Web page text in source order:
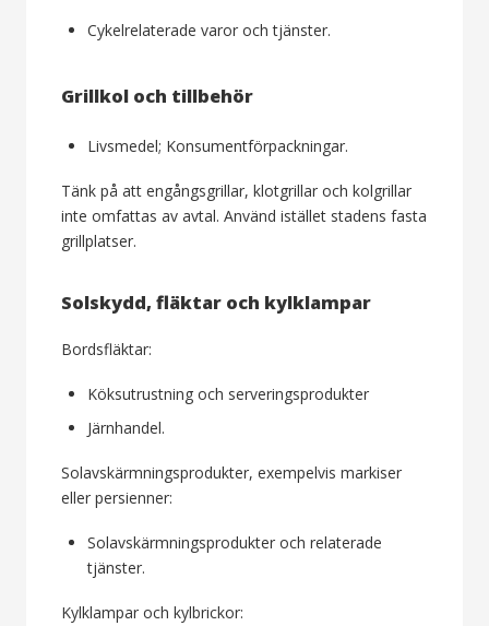
Cykelrelaterade varor och tjänster.
Grillkol och tillbehör
Livsmedel; Konsumentförpackningar.
Tänk på att engångsgrillar, klotgrillar och kolgrillar
inte omfattas av avtal. Använd istället stadens fasta
grillplatser.
Solskydd, fläktar och kylklampar
Bordsfläktar:
Köksutrustning och serveringsprodukter
Järnhandel.
Solavskärmningsprodukter, exempelvis markiser
eller persienner:
Solavskärmningsprodukter och relaterade
tjänster.
Kylklampar och kylbrickor: